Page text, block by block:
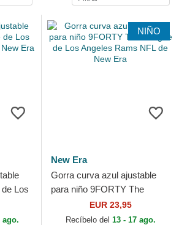
Los
New
ago.
NIÑO
New Era
Gorra curva azul ajustable
para niño 9FORTY The
League de Los Angeles
Rams NFL de New Era
EUR 23,95
Recíbelo del 13 - 17 ago.